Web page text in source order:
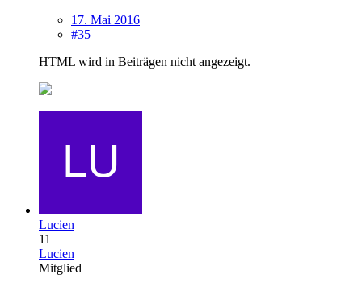
17. Mai 2016
#35
HTML wird in Beiträgen nicht angezeigt.
Lucien
11
Lucien
Mitglied